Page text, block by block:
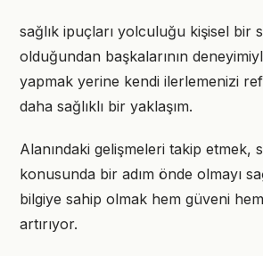
sağlık ipuçları yolculuğu kişisel bir
olduğundan başkalarının
yapmak yerine kendi ilerlemenizi
daha sağlıklı bir yaklaşım.
Alanındaki gelişmeleri takip etmek,
konusunda bir adım önde olmayı
bilgiye sahip olmak hem güveni
artırıyor.